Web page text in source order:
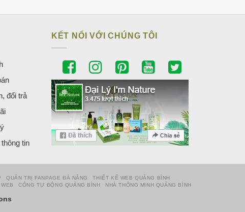
đổi trả
tin
KẾT NỐI VỚI CHÚNG TÔI
QUẢN TRỊ FANPAGE ĐÀ NẴNG
THIẾT KẾ WEB QUẢNG BÌNH
CỔNG TỰ ĐỘNG QUẢNG BÌNH NHÀ THÔNG MINH QUẢNG BÌNH